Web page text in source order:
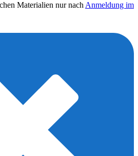
Materialien nur nach Anmeldung im